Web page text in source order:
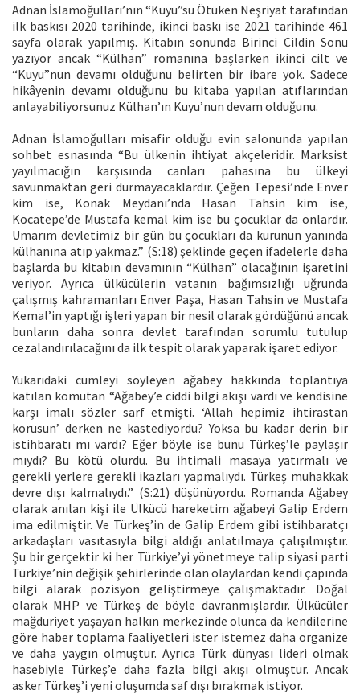
Adnan İslamoğulları’nın “Kuyu”su Ötüken Neşriyat tarafından
ilk baskısı 2020 tarihinde, ikinci baskı ise 2021 tarihinde 461
sayfa olarak yapılmış. Kitabın sonunda Birinci Cildin Sonu
yazıyor ancak “Külhan” romanına başlarken ikinci cilt ve
“Kuyu”nun devamı olduğunu belirten bir ibare yok. Sadece
hikâyenin devamı olduğunu bu kitaba yapılan atıflarından
anlayabiliyorsunuz Külhan’ın Kuyu’nun devam olduğunu.
Adnan İslamoğulları misafir olduğu evin salonunda yapılan
sohbet esnasında “Bu ülkenin ihtiyat akçeleridir. Marksist
yayılmacığın karşısında canları pahasına bu ülkeyi
savunmaktan geri durmayacaklardır. Çeğen Tepesi’nde Enver
kim ise, Konak Meydanı’nda Hasan Tahsin kim ise,
Kocatepe’de Mustafa kemal kim ise bu çocuklar da onlardır.
Umarım devletimiz bir gün bu çocukları da kurunun yanında
külhanına atıp yakmaz.” (S:18) şeklinde geçen ifadelerle daha
başlarda bu kitabın devamının “Külhan” olacağının işaretini
veriyor. Ayrıca ülkücülerin vatanın bağımsızlığı uğrunda
çalışmış kahramanları Enver Paşa, Hasan Tahsin ve Mustafa
Kemal’in yaptığı işleri yapan bir nesil olarak gördüğünü ancak
bunların daha sonra devlet tarafından sorumlu tutulup
cezalandırılacağını da ilk tespit olarak yaparak işaret ediyor.
Yukarıdaki cümleyi söyleyen ağabey hakkında toplantıya
katılan komutan “Ağabey’e ciddi bilgi akışı vardı ve kendisine
karşı imalı sözler sarf etmişti. ‘Allah hepimiz ihtirastan
korusun’ derken ne kastediyordu? Yoksa bu kadar derin bir
istihbaratı mı vardı? Eğer böyle ise bunu Türkeş’le paylaşır
mıydı? Bu kötü olurdu. Bu ihtimali masaya yatırmalı ve
gerekli yerlere gerekli ikazları yapmalıydı. Türkeş muhakkak
devre dışı kalmalıydı.” (S:21) düşünüyordu. Romanda Ağabey
olarak anılan kişi ile Ülkücü hareketim ağabeyi Galip Erdem
ima edilmiştir. Ve Türkeş’in de Galip Erdem gibi istihbaratçı
arkadaşları vasıtasıyla bilgi aldığı anlatılmaya çalışılmıştır.
Şu bir gerçektir ki her Türkiye’yi yönetmeye talip siyasi parti
Türkiye’nin değişik şehirlerinde olan olaylardan kendi çapında
bilgi alarak pozisyon geliştirmeye çalışmaktadır. Doğal
olarak MHP ve Türkeş de böyle davranmışlardır. Ülkücüler
mağduriyet yaşayan halkın merkezinde olunca da kendilerine
göre haber toplama faaliyetleri ister istemez daha organize
ve daha yaygın olmuştur. Ayrıca Türk dünyası lideri olmak
hasebiyle Türkeş’e daha fazla bilgi akışı olmuştur. Ancak
asker Türkeş’i yeni oluşumda saf dışı bırakmak istiyor.